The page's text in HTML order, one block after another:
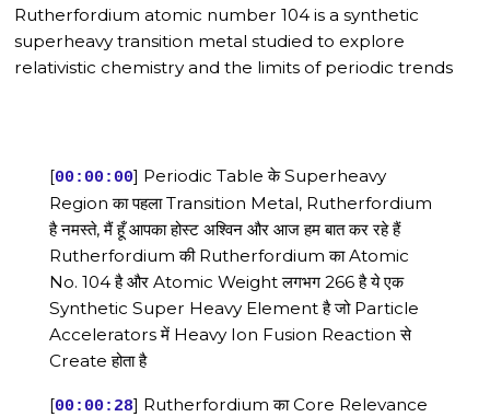
Rutherfordium atomic number 104 is a synthetic
superheavy transition metal studied to explore
relativistic chemistry and the limits of periodic trends
[00:00:00] Periodic Table के Superheavy
Region का पहला Transition Metal, Rutherfordium
है नमस्ते, मैं हूँ आपका होस्ट अश्विन और आज हम बात कर रहे हैं
Rutherfordium की Rutherfordium का Atomic
No. 104 है और Atomic Weight लगभग 266 है ये एक
Synthetic Super Heavy Element है जो Particle
Accelerators में Heavy Ion Fusion Reaction से
Create होता है
[00:00:28] Rutherfordium का Core Relevance